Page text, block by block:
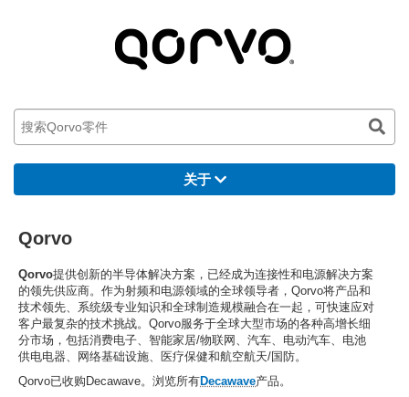
关于
Qorvo
Qorvo提供创新的半导体解决方案，已经成为连接性和电源解决方案
的领先供应商。作为射频和电源领域的全球领导者，Qorvo将产品和
技术领先、系统级专业知识和全球制造规模融合在一起，可快速应对
客户最复杂的技术挑战。Qorvo服务于全球大型市场的各种高增长细
分市场，包括消费电子、智能家居/物联网、汽车、电动汽车、电池
供电电器、网络基础设施、医疗保健和航空航天/国防。
Qorvo已收购Decawave。浏览所有Decawave产品。